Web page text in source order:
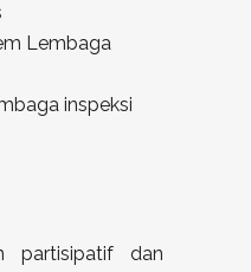
Lembaga
inspeksi
partisipatif dan